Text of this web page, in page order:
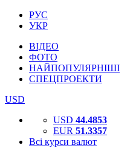
РУС
УКР
ВІДЕО
ФОТО
НАЙПОПУЛЯРНІШІ
СПЕЦПРОЕКТИ
USD
USD 44.4853
EUR 51.3357
Всі курси валют